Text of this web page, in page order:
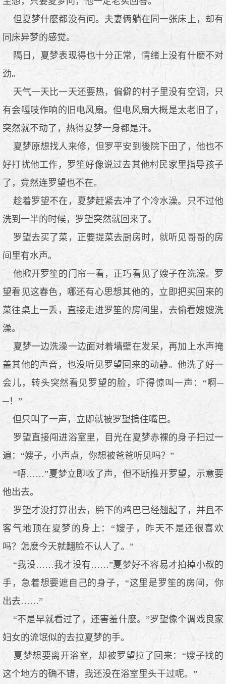
但夏梦什麽都没有问。夫妻俩躺在同一张床上，却有
同床异梦的感觉。
隔日，夏梦表现得也十分正常，情绪上没有什麽不对
劲。
天气一天比一天还要热，偏僻的村子里没有空调，只
有会嘎吱作响的旧电风扇。但电风扇大概是太老旧了，
突然就不动了，热得夏梦一身都是汗。
夏梦原想找人来修，但罗平安到後院下田了，他也不
好打扰他工作，罗笙好像说过去其他村民家里指导孩子
了，竟然连罗望也不在。
趁着罗望不在，夏梦赶紧去冲了个冷水澡。只不过他
洗到一半的时候，罗望突然就回来了。
罗望去买了菜，正要提菜去厨房时，就听见哥哥的房
间里有水声。
他掀开罗笙的门帘一看，正巧看见了嫂子在洗澡。罗
望看见这春色，哪还有心思想其他的，立即把买回来的
菜往桌上一丢，直接走进罗笙的房间里，去偷看嫂嫂洗
澡。
夏梦一边洗澡一边面对着墙壁在发呆，再加上水声掩
盖其他的声音，也没听见罗望回来的动静。他洗了好一
会儿，转头突然看见罗望的脸，吓得惊叫一声：“啊─
─！”
但只叫了一声，立即就被罗望摀住嘴巴。
罗望直接闯进浴室里，目光在夏梦赤裸的身子扫过一
遍：“嫂子，小声点，你想被爸爸听见吗？”
“唔……”夏梦立即收了声，但不断推开罗望，示意要
他出去。
罗望才没打算出去，胯下的鸡巴已经翘起了，并且不
客气地顶在夏梦的身上：“嫂子，昨天不是还很喜欢
吗？怎麽今天就翻脸不认人了。”
“我没……我才没有……”夏梦好不容易才拍掉小叔的
手，急着想要遮自己的身子，“这里是罗笙的房间，你
出去……”
“不是早就看过了，还害羞什麽。”罗望像个调戏良家
妇女的流氓似的去拉夏梦的手。
夏梦想要离开浴室，却被罗望拉了回来：“嫂子找的
这个地方的确不错，我还没在浴室里头干过呢。”